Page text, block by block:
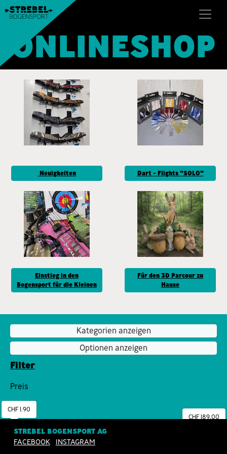
ONLINESHOP
Neuigkeiten Dart - Flights "SOLO"
Einstieg in den
Bogensport für die Kleinen
Für den 3D Parcour zu
Hause
Kategorien anzeigen
Optionen anzeigen
Filter
Preis
CHF 189.00
CHF 1.90
STREBEL BOGENSPORT AG
FACEBOOK
INSTAGRAM